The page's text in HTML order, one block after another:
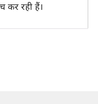
कर रही हैं।